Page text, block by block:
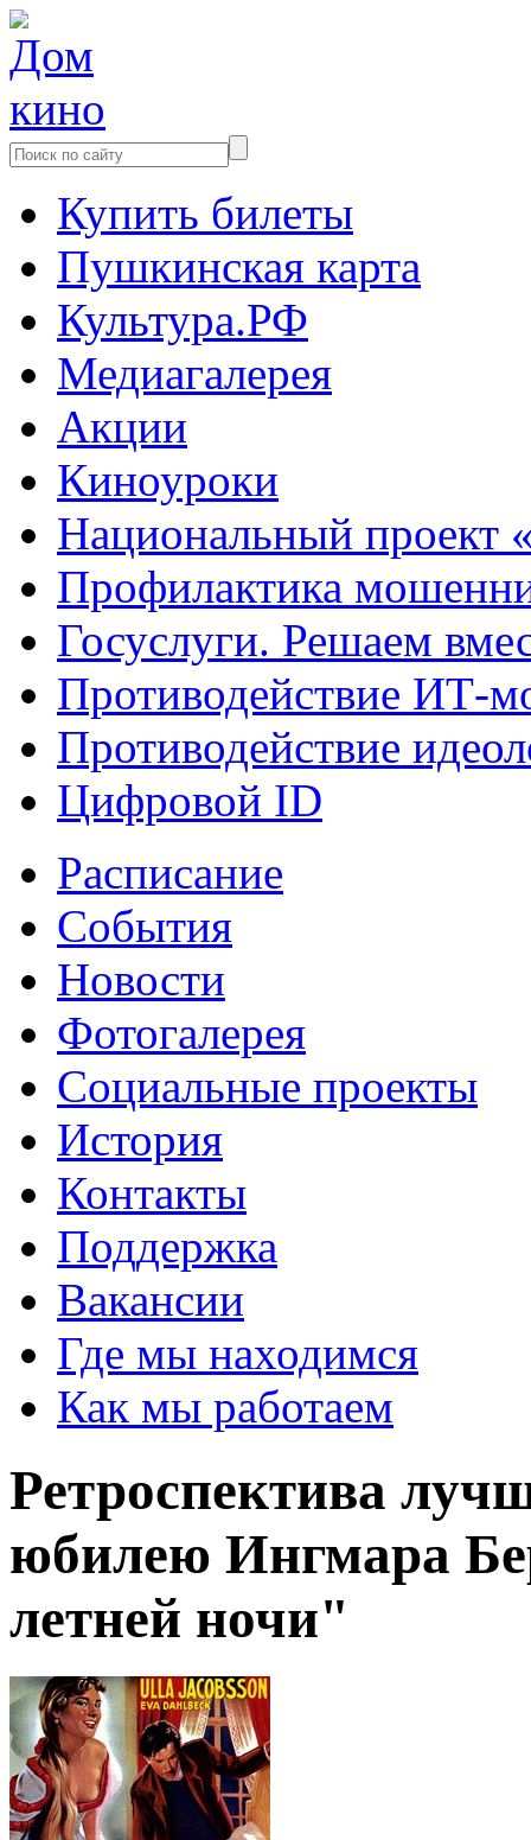
Купить билеты
Пушкинская карта
Культура.РФ
Медиагалерея
Акции
Киноуроки
Национальный проект
Профилактика
Госуслуги. Решаем
Противодействие ИТ-
Противодействие
Цифровой ID
Расписание
События
Новости
Фотогалерея
Социальные проекты
История
Контакты
Поддержка
Вакансии
Где мы находимся
Как мы работаем
Ретроспектива
юбилею Ингмара
летней ночи"